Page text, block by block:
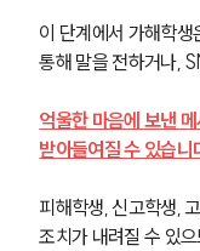
이 단계에서 가해학생
통해 말을 전하거나,
억울한 마음에 보낸
받아들여질 수 있습니
피해학생, 신고학생,
조치가 내려질 수 있